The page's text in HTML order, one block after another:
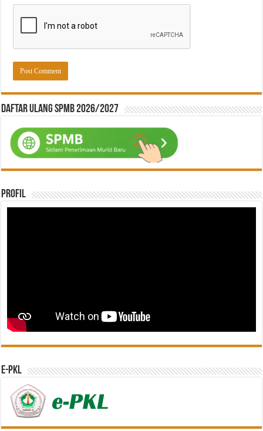
Daftar ulang SPMB 2026/2027
Profil
e-PKL